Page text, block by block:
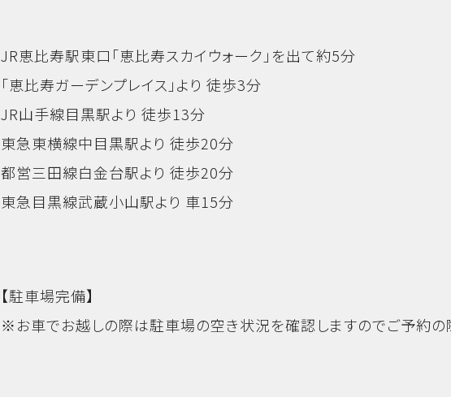
JR恵比寿駅東口「恵比寿スカイウォーク」を出て約5分
「恵比寿ガーデンプレイス」より 徒歩3分
JR山手線目黒駅より 徒歩13分
東急東横線中目黒駅より 徒歩20分
都営三田線白金台駅より 徒歩20分
東急目黒線武蔵小山駅より 車15分
【駐車場完備】
※お車でお越しの際は駐車場の空き状況を確認しますのでご予約の